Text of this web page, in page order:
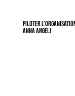
Piloter
Anna Angeli